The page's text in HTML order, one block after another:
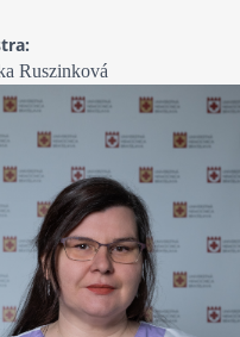
Ruszinková